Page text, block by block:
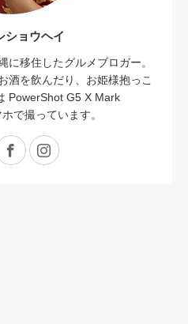
ショウヘイ
に移住したグルメブロガー。
酒を飲んだり、お姫様抱っこ
PowerShot G5 X Mark
で撮っています。
FacebookInstagram